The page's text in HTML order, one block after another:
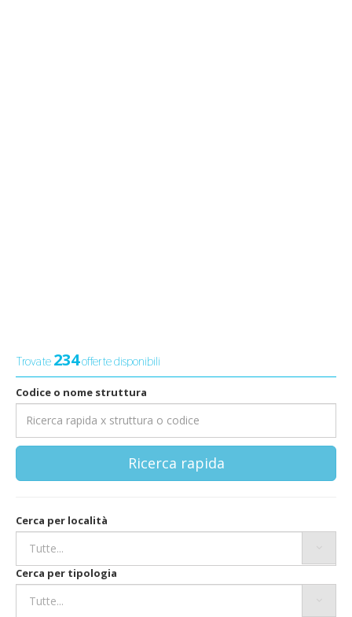
Trovate234offerte disponibili
Codice o nome struttura
Ricerca rapida
Cerca per località
Cerca per tipologia